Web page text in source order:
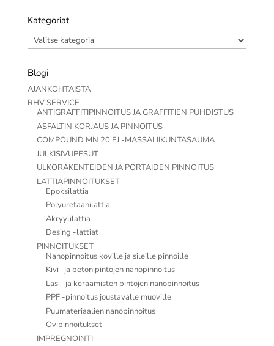
Kategoriat
Kategoriat
Blogi
AJANKOHTAISTA
RHV SERVICE
ANTIGRAFFITIPINNOITUS JA GRAFFITIEN PUHDISTUS
ASFALTIN KORJAUS JA PINNOITUS
COMPOUND MN 20 EJ -MASSALIIKUNTASAUMA
JULKISIVUPESUT
ULKORAKENTEIDEN JA PORTAIDEN PINNOITUS
LATTIAPINNOITUKSET
Epoksilattia
Polyuretaanilattia
Akryylilattia
Desing -lattiat
PINNOITUKSET
Nanopinnoitus koville ja sileille pinnoille
Kivi- ja betonipintojen nanopinnoitus
Lasi- ja keraamisten pintojen nanopinnoitus
PPF -pinnoitus joustavalle muoville
Puumateriaalien nanopinnoitus
Ovipinnoitukset
IMPREGNOINTI